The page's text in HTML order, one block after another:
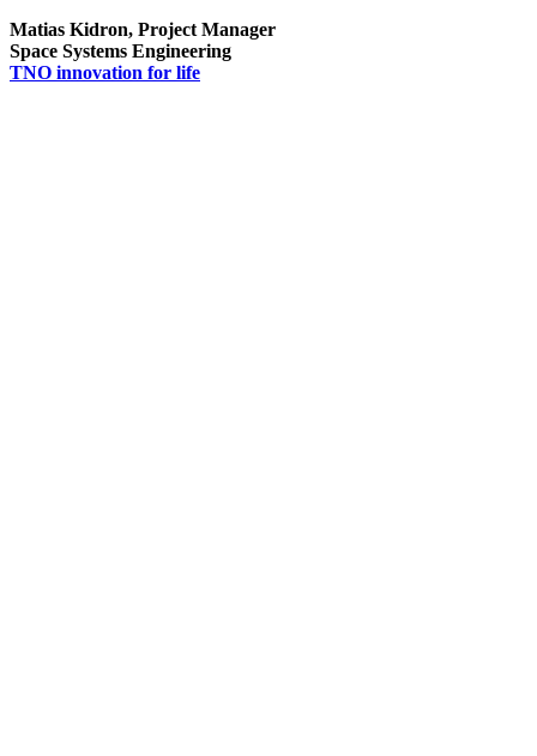
Matias Kidron, Project Manager
Space Systems Engineering
TNO innovation for life